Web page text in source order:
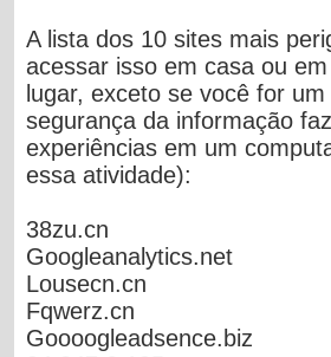
A lista dos 10 sites mais
acessar isso em casa ou
lugar, exceto se você for
segurança da informação
experiências em um
essa atividade):
38zu.cn
Googleanalytics.net
Lousecn.cn
Fqwerz.cn
Goooogleadsence.biz